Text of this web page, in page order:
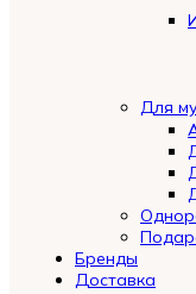
Для
Бренды
Доставка